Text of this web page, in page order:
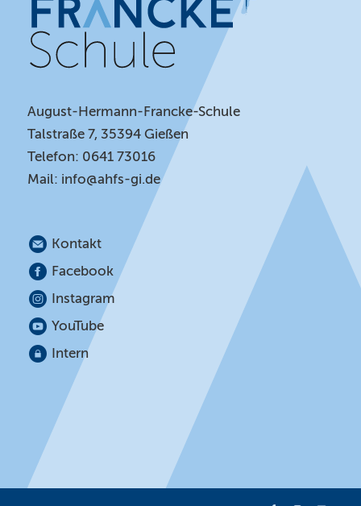
August-Hermann-Francke-Schule
Talstraße 7, 35394 Gießen
Telefon: 0641 73016
Mail: info@ahfs-gi.de
Kontakt
Facebook
Instagram
YouTube
Intern